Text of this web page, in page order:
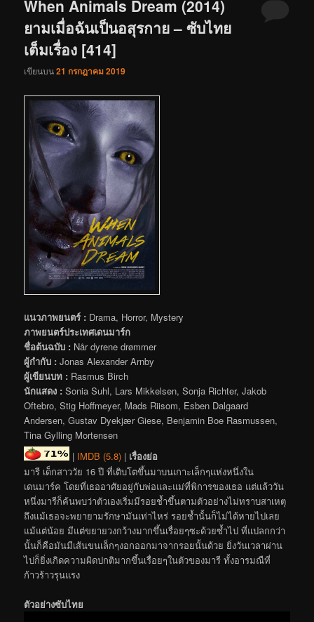
When Animals Dream (2014)
ยามเมื่อฉันเป็นอสุรกาย – ซับไทย
เต็มเรื่อง [414]
เขียนบน21 กรกฎาคม 2019
แนวภาพยนตร์ : Drama, Horror, Mystery
ภาพยนตร์ประเทศเดนมาร์ก
ชื่อต้นฉบับ : Når dyrene drømmer
ผู้กำกับ : Jonas Alexander Arnby
ผู้เขียนบท : Rasmus Birch
นักแสดง : Sonia Suhl, Lars Mikkelsen, Sonja Richter, Jakob
Oftebro, Stig Hoffmeyer, Mads Riisom, Esben Dalgaard
Andersen, Gustav Dyekjær Giese, Benjamin Boe Rasmussen,
Tina Gylling Mortensen
| IMDB (5.8) | เรื่องย่อ
มารี เด็กสาววัย 16 ปี ที่เติบโตขึ้นมาบนเกาะเล็กๆแห่งหนึ่งใน
เดนมาร์ค โดยที่เธออาศัยอยู่กับพ่อและแม่ที่พิการของเธอ แต่แล้ววัน
หนึ่งมารีก็ค้นพบว่าตัวเองเริ่มมีรอยช้ำขึ้นตามตัวอย่างไม่ทราบสาเหตุ
ถึงแม้เธอจะพยายามรักษามันเท่าไหร่ รอยช้ำนั้นก็ไม่ได้หายไปเลย
แม้แต่น้อย มีแต่ขยายวงกว้างมากขึ้นเรื่อยๆซะด้วยซ้ำไป ที่แปลกกว่า
นั้นก็คือมันมีเส้นขนเล็กๆงอกออกมาจากรอยนั้นด้วย ยิ่งวันเวลาผ่าน
ไปก็ยิ่งเกิดความผิดปกติมากขึ้นเรื่อยๆในตัวของมารี ทั้งอารมณืที่
ก้าวร้าวรุนแรง
ตัวอย่างซับไทย